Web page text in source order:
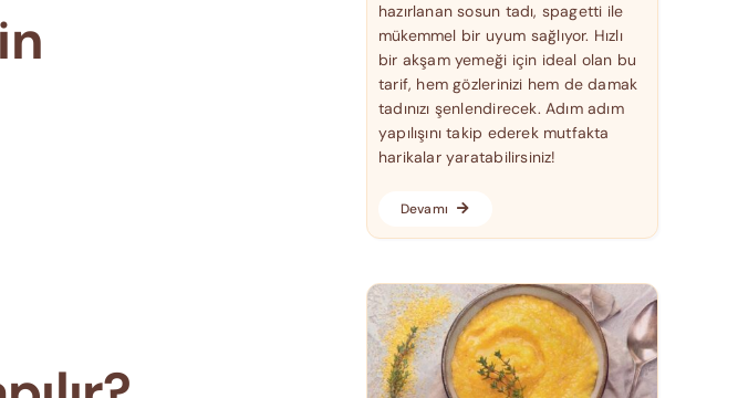
hazırlanan sosun tadı, spagetti ile
mükemmel bir uyum sağlıyor. Hızlı
bir akşam yemeği için ideal olan bu
tarif, hem gözlerinizi hem de damak
tadınızı şenlendirecek. Adım adım
yapılışını takip ederek mutfakta
harikalar yaratabilirsiniz!
Devamı